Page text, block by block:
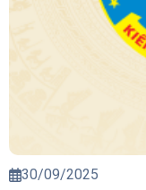
30/09/2025